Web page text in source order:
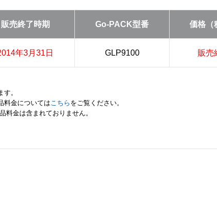
販売終了時期 Go-PACK型番 価格（
年3月31日 GLP9100 販売
。
料金については こちら をご覧ください。
料金は含まれておりません。